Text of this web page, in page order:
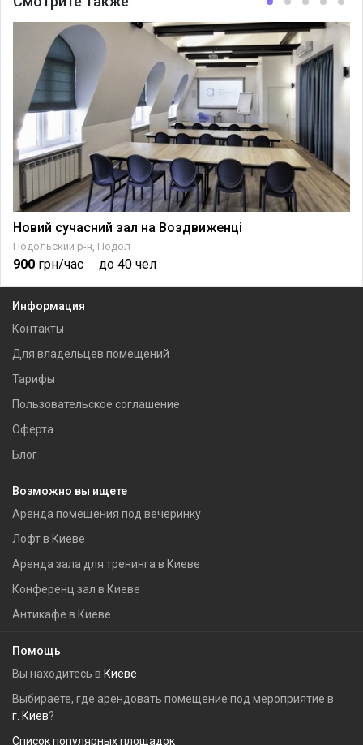
Новий сучасний зал на Воздвиженці
Подольский р-н, Подол
900 грн/час до 40 чел
Информация
Контакты
Для владельцев помещений
Тарифы
Пользовательское соглашение
Оферта
Блог
Возможно вы ищете
Аренда помещения под вечеринку
Лофт в Киеве
Аренда зала для тренинга в Киеве
Конференц зал в Киеве
Антикафе в Киеве
Помощь
Вы находитесь в Киеве
Выбираете, где арендовать помещение под мероприятие в
г. Киев?
Список популярных площадок